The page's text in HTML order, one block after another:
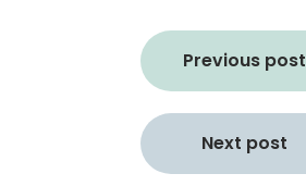
Previous post
Next post